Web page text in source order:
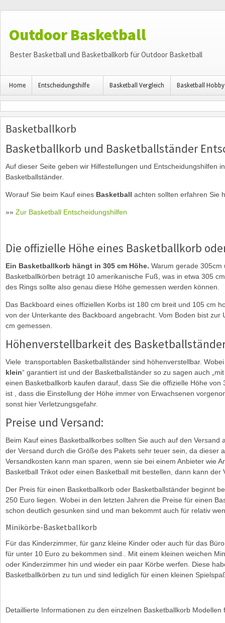
Outdoor Basketball
Bester Basketball und Basketballkorb für Outdoor Basketball
Home Entscheidungshilfe Basketball Vergleich Basketball Hobby
Basketballkorb
Basketballkorb und Basketballständer
Auf dieser Seite geben wir Hilfestellungen und Entscheidungshilfen
Basketballständer.
Worauf Sie beim Kauf eines Basketball achten sollten erfahren Sie
»» Zur Basketball Entscheidungshilfen
Die offizielle Höhe eines Basketballkorb
Ein Basketballkorb hängt in 305 cm Höhe. Warum gerade 305cm
Basketballkörben beträgt 10 amerikanische Fuß, was in etwa 305
des Rings sollte also genau diese Höhe gemessen werden können.
Das Backboard eines offiziellen Korbs ist 180 cm breit und 105 cm
von der Unterkante des Backboard angebracht. Vom Boden bist
cm gemessen.
Höhenverstellbarkeit des
Viele transportablen Basketballständer sind höhenverstellbar.
klein“ garantiert ist und der Basketballständer so zu sagen auch
einen Basketballkorb kaufen darauf, dass Sie die offizielle Höhe
ist , dass die Einstellung der Höhe immer von Erwachsenen
sonst hier Verletzungsgefahr.
Preise und Versand:
Beim Kauf eines Basketballkorbes sollten Sie auch auf den Versand
der Versand durch die Größe des Pakets sehr teuer sein, da dieser
Versandkosten kann man sparen, wenn sie bei einem Anbieter wie
Basketball Trikot oder einen Basketball mit bestellen, dann kann der
Der Preis für einen Basketballkorb oder Basketballständer beginnt
250 Euro liegen. Wobei in den letzten Jahren die Preise für einen
schon deutlich gesunken sind und man bekommt auch für relativ
Minikörbe-Basketballkorb
Für das Kinderzimmer, für ganz kleine Kinder oder auch für das
für unter 10 Euro zu bekommen sind.. Mit einem kleinen weichen
oder Kinderzimmer hin und wieder ein paar Körbe werfen. Diese
Basketballkörben zu tun und sind lediglich für einen kleinen
Detaillierte Informationen zu den einzelnen Basketballkorb Modellen